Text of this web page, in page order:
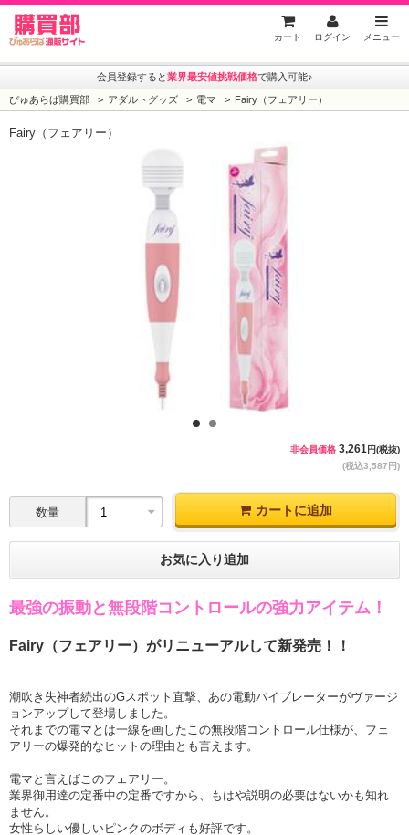
カート ログイン メニュー
会員登録すると業界最安値挑戦価格で購入可能♪
ぴゅあらば購買部 アダルトグッズ 電マ Fairy（フェアリー）
Fairy（フェアリー）
非会員価格 3,261円(税抜)
(税込3,587円)
数量 カートに追加
お気に入り追加
最強の振動と無段階コントロールの強力アイテム！
Fairy（フェアリー）がリニューアルして新発売！！
潮吹き失神者続出のGスポット直撃、あの電動バイブレーターがヴァージ
ョンアップして登場しました。
それまでの電マとは一線を画したこの無段階コントロール仕様が、フェ
アリーの爆発的なヒットの理由とも言えます。
電マと言えばこのフェアリー。
業界御用達の定番中の定番ですから、もはや説明の必要はないかも知れ
ません。
女性らしい優しいピンクのボディも好評です。